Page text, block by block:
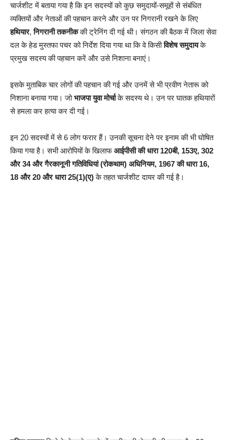
चार्जशीट में बताया गया है कि इन सदस्यों को कुछ समुदायों-समूहों से संबंधित
व्यक्तियों और नेताओं की पहचान करने और उन पर निगरानी रखने के लिए
हथियार,निगरानी तकनीककी ट्रेनिंग दी गई थी। संगठन की बैठक में जिला सेवा
दल के हेड मुस्तफा पचर को निर्देश दिया गया था कि वे किसीविशेष समुदायके
प्रमुख सदस्य की पहचान करें और उसे निशाना बनाएं।
इसके मुताबिक चार लोगों की पहचान की गई और उनमें से भी प्रवीण नेतारू को
निशाना बनाया गया। जोभाजपा युवा मोर्चाके सदस्य थे। उन पर घातक हथियारों
से हमला कर हत्या कर दी गई।
इन 20 सदस्यों में से 6 लोग फरार हैं। उनकी सूचना देने पर इनाम की भी घोषित
किया गया है। सभी आरोपियों के खिलाफआईपीसी की धारा 120बी, 153ए, 302
और 34 और गैरकानूनी गतिविधियां (रोकथाम) अधिनियम, 1967 की धारा 16,
18 और 20 और धारा 25(1)(ए)के तहत चार्जशीट दायर की गई है।